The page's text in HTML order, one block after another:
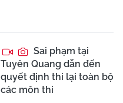
Sai phạm tại
Tuyên Quang dẫn đến
quyết định thi lại toàn bộ
các môn thi